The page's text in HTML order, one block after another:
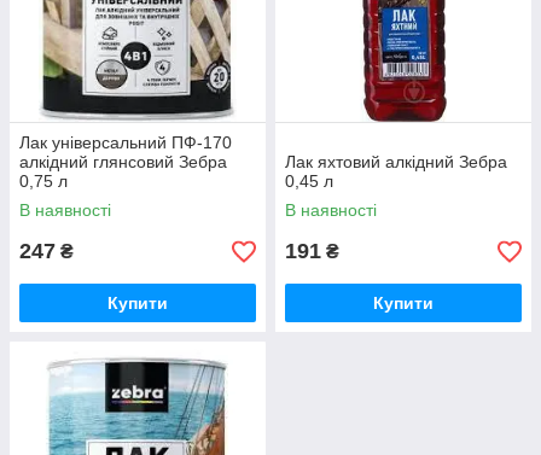
Лак універсальний ПФ-170
алкідний глянсовий Зебра
0,75 л
В наявності
247 ₴
Купити
Лак яхтовий алкідний Зебра
0,45 л
В наявності
191 ₴
Купити